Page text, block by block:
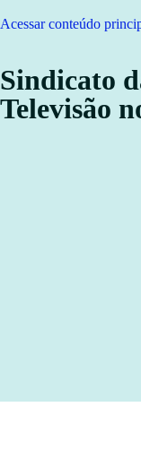
Acessar conteúdo
Sindicato
Televisão